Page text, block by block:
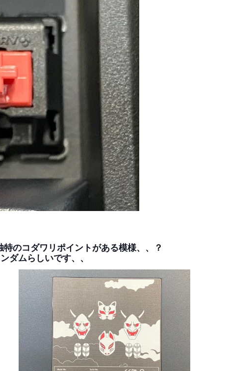
のコダワリポイントがある模様、、？
ダムらしいです、、